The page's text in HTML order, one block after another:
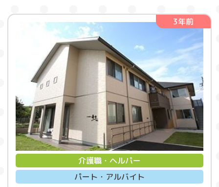
3年前
介護職・ヘルパー
パート・アルバイト